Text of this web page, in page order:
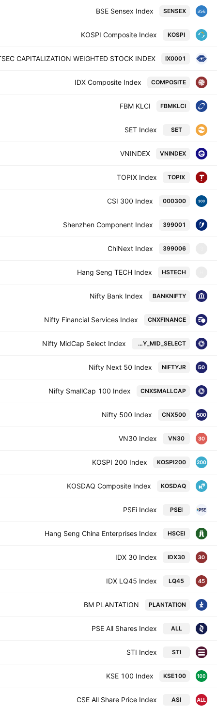
SENSEX
BSE Sensex Index
KOSPI
KOSPI Composite Index
IX0001
CAPITALIZATION WEIGHTED STOCK INDEX
COMPOSITE
IDX Composite Index
FBMKLCI
FBM KLCI
SET
SET Index
VNINDEX
VNINDEX
TOPIX
TOPIX Index
000300
CSI 300 Index
399001
Shenzhen Component Index
399006
ChiNext Index
HSTECH
Hang Seng TECH Index
BANKNIFTY
Nifty Bank Index
CNXFINANCE
Nifty Financial Services Index
NIFTY_MID_SELECT
Nifty MidCap Select Index
NIFTYJR
Nifty Next 50 Index
CNXSMALLCAP
Nifty SmallCap 100 Index
CNX500
Nifty 500 Index
VN30
VN30 Index
KOSPI200
KOSPI 200 Index
KOSDAQ
KOSDAQ Composite Index
PSEI
PSEi Index
HSCEI
Hang Seng China Enterprises Index
IDX30
IDX 30 Index
LQ45
IDX LQ45 Index
PLANTATION
BM PLANTATION
ALL
PSE All Shares Index
STI
STI Index
KSE100
KSE 100 Index
ASI
CSE All Share Price Index